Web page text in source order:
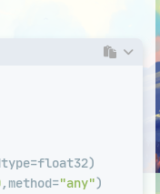
,method="any")